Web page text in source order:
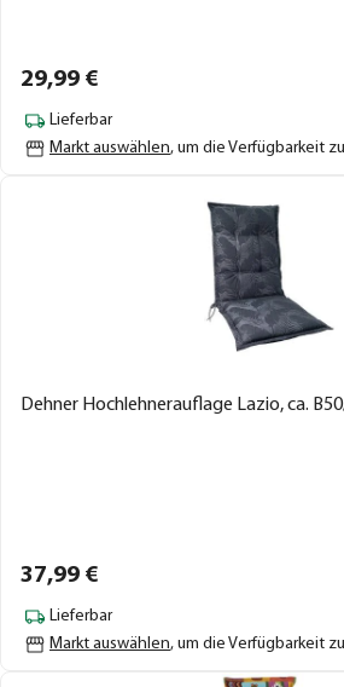
29,99 €
Lieferbar
Markt auswählen, um die Verfügbarkeit
Dehner Hochlehnerauflage Lazio, ca.
37,99 €
Lieferbar
Markt auswählen, um die Verfügbarkeit